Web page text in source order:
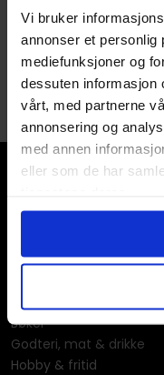
Vi bruker
annonser et personlig
mediefunksjoner og
dessuten informasjon
vårt, med partnerne
annonsering og
med annen
eller som de har
Våre kategorier
Bøker
Godteri, mat & drikke
Hobby & fritid